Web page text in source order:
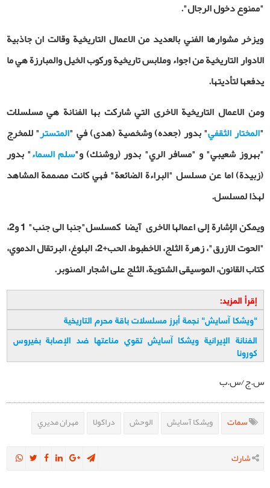
"ممنوع دخول الرجال".
ويزخر مشوارها الفني بالعديد من الاعمال التاريخية وقالت ان جاذبية
الادوار التاريخية من اجواء وملابس تاريخية وركوب الخيل والمبارزة هي ما
يدفعها لتأديتها.
ومن الاعمال التاريخية الاخرى التي شاركت بها الفنانة هي مسلسلات
"المختار الثقفي" بدور (جعده) وشخصية (هدى) في "المتستر" للمخرج
"بهروز شعيبي" و "مسافر الري" بدور (روشنك) و"سلم السماء" بدور
(زبيدة) اما عن مسلسل "البراءة الضائعة" فهي كانت مصممة المشاهد
لهذا لمسلسل.
ویمکن الإشارة إلی اعمالها الاخرى آیضا کمسلسل"جنبا الى جنب" 1 و2،
"الحوت الازرق"، زهرة الثلج، الاخطبوط، الحب+2، البلوغ، البرتقال الدموي،
كتاب القانون، الموسيقى الشتوية، الثلج على اشجار الصنوبر.
إقرأ المزيد:
"ويشكا آسايش" نجمة أبرز مسلسلات باقة محرم التاريخية
الفنانة الإيرانية ويشكا آسايش تقوي مناعتها ضد الإصابة بفيروس
كورونا
س.ج/س.ب
سمات ويشكا آسايش الوحش دراكولا مهران مديري
شارك